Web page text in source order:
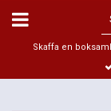
Skaffa en